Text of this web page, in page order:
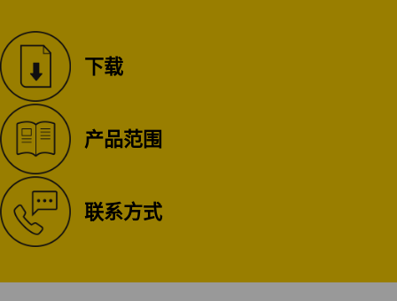
下载
产品范围
联系方式